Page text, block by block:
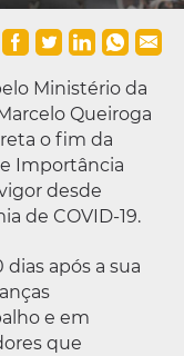
Ministério da
Queiroga
o fim da
Importância
desde
de COVID-19.
após a sua
e em
que